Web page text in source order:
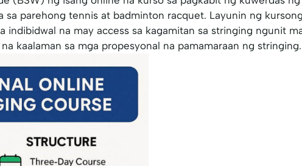
sa parehong tennis at badminton racquet. Layunin ng
indibidwal na may access sa kagamitan sa stringing ngunit
kaalaman sa mga propesyonal na pamamaraan ng stringing.